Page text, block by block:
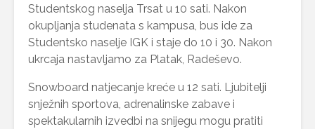
Studentskog naselja Trsat u 10 sati. Nakon
okupljanja studenata s kampusa, bus ide za
Studentsko naselje IGK i staje do 10 i 30. Nakon
ukrcaja nastavljamo za Platak, Radeševo.
Snowboard natjecanje kreće u 12 sati. Ljubitelji
snježnih sportova, adrenalinske zabave i
spektakularnih izvedbi na snijegu mogu pratiti